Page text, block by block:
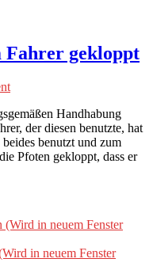
Fahrer gekloppt
Handhabung
der diesen benutzte, hat
benutzt und zum
Pfoten gekloppt, dass er
in neuem Fenster
in neuem Fenster